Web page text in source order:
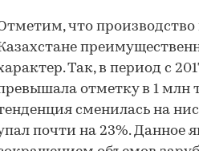
что
Так, в период с
отметку в 1 млн
сменилась на
почти на 23%. Данное